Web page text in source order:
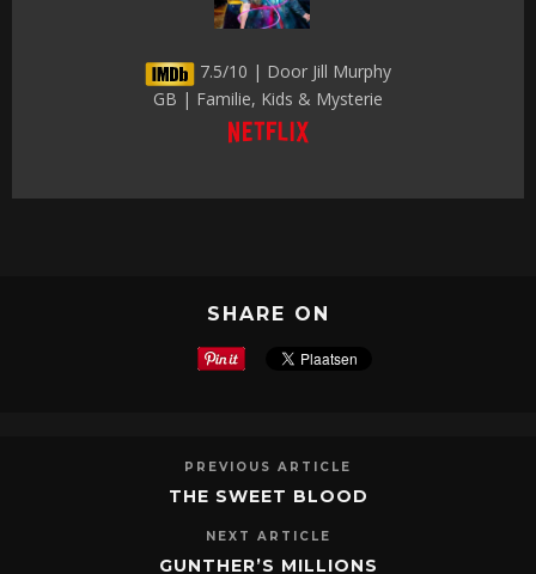
7.5/10 | Door Jill Murphy
GB | Familie, Kids & Mysterie
SHARE ON
PREVIOUS ARTICLE
THE SWEET BLOOD
NEXT ARTICLE
GUNTHER’S MILLIONS